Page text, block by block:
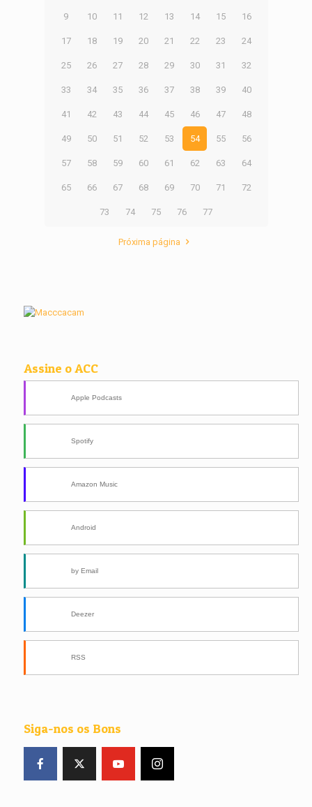
9 10 11 12 13 14 15 16
17 18 19 20 21 22 23 24
25 26 27 28 29 30 31 32
33 34 35 36 37 38 39 40
41 42 43 44 45 46 47 48
49 50 51 52 53 54 55 56
57 58 59 60 61 62 63 64
65 66 67 68 69 70 71 72
73 74 75 76 77
Próxima página
Assine o ACC
Apple Podcasts
Spotify
Amazon Music
Android
by Email
Deezer
RSS
Siga-nos os Bons